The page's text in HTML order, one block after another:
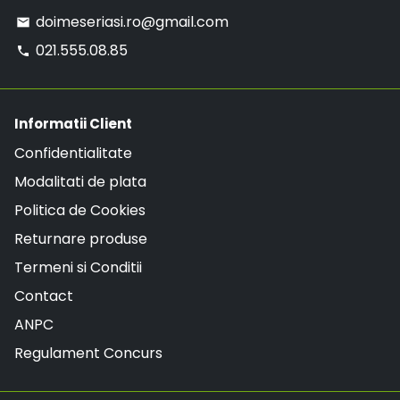
email doimeseriasi.ro@gmail.com
phone 021.555.08.85
Informatii Client
Confidentialitate
Modalitati de plata
Politica de Cookies
Returnare produse
Termeni si Conditii
Contact
ANPC
Regulament Concurs